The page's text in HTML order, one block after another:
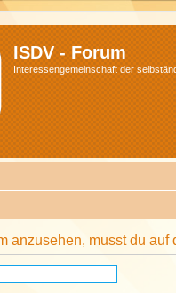
ISDV - Forum
Interessengemeinschaft der
anzusehen, musst du